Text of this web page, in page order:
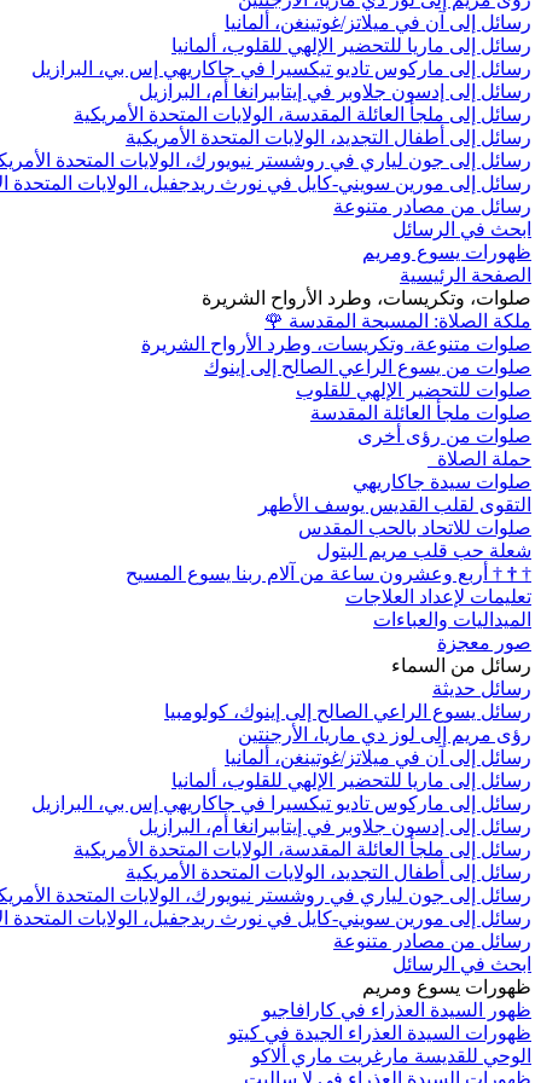
رسائل إلى آن في ميلاتز/غوتينغن، ألمانيا
رسائل إلى ماريا للتحضير الإلهي للقلوب، ألمانيا
رسائل إلى ماركوس تاديو تيكسيرا في جاكاريهي إس بي، البرازيل
رسائل إلى إدسون جلاوبر في إيتابيرانغا أم، البرازيل
رسائل إلى ملجأ العائلة المقدسة، الولايات المتحدة الأمريكية
رسائل إلى أطفال التجديد، الولايات المتحدة الأمريكية
رسائل إلى جون لياري في روشستر نيويورك، الولايات المتحدة
رسائل إلى مورين سويني-كايل في نورث ريدجفيل، الولايات المتحدة
رسائل من مصادر متنوعة
ابحث في الرسائل
ظهورات يسوع ومريم
الصفحة الرئيسية
صلوات، وتكريسات، وطرد الأرواح الشريرة
ملكة الصلاة: المسبحة المقدسة 🌹
صلوات متنوعة، وتكريسات، وطرد الأرواح الشريرة
صلوات من يسوع الراعي الصالح إلى إينوك
صلوات للتحضير الإلهي للقلوب
صلوات ملجأ العائلة المقدسة
صلوات من رؤى أخرى
حملة الصلاة
صلوات سيدة جاكاريهي
التقوى لقلب القديس يوسف الأطهر
صلوات للاتحاد بالحب المقدس
شعلة حب قلب مريم البتول
†
†
† أربع وعشرون ساعة من آلام ربنا يسوع المسيح
تعليمات لإعداد العلاجات
الميداليات والعباءات
صور معجزة
رسائل من السماء
رسائل حديثة
رسائل يسوع الراعي الصالح إلى إينوك، كولومبيا
رؤى مريم إلى لوز دي ماريا، الأرجنتين
رسائل إلى آن في ميلاتز/غوتينغن، ألمانيا
رسائل إلى ماريا للتحضير الإلهي للقلوب، ألمانيا
رسائل إلى ماركوس تاديو تيكسيرا في جاكاريهي إس بي، البرازيل
رسائل إلى إدسون جلاوبر في إيتابيرانغا أم، البرازيل
رسائل إلى ملجأ العائلة المقدسة، الولايات المتحدة الأمريكية
رسائل إلى أطفال التجديد، الولايات المتحدة الأمريكية
رسائل إلى جون لياري في روشستر نيويورك، الولايات المتحدة
رسائل إلى مورين سويني-كايل في نورث ريدجفيل، الولايات المتحدة
رسائل من مصادر متنوعة
ابحث في الرسائل
ظهورات يسوع ومريم
ظهور السيدة العذراء في كارافاجيو
ظهورات السيدة العذراء الجيدة في كيتو
الوحي للقديسة مارغريت ماري ألاكو
ظهورات السيدة العذراء في لا ساليت